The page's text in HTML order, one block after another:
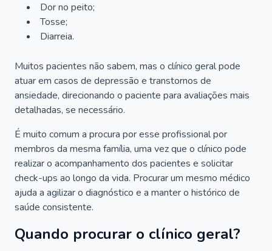
Dor no peito;
Tosse;
Diarreia.
Muitos pacientes não sabem, mas o clínico geral pode
atuar em casos de depressão e transtornos de
ansiedade, direcionando o paciente para avaliações mais
detalhadas, se necessário.
É muito comum a procura por esse profissional por
membros da mesma família, uma vez que o clínico pode
realizar o acompanhamento dos pacientes e solicitar
check-ups ao longo da vida. Procurar um mesmo médico
ajuda a agilizar o diagnóstico e a manter o histórico de
saúde consistente.
Quando procurar o clínico geral?